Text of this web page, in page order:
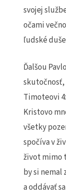
svojej
očami
ľudské
Ďalšou
skutočnosť,
Timoteovi
Kristovo
všetky
spočíva v
život mimo
by si nemal
a oddávať